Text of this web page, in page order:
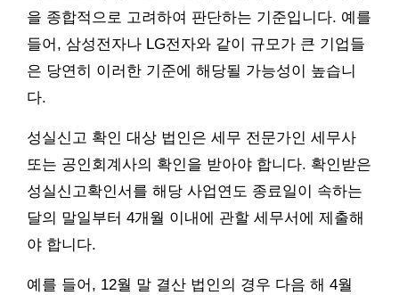
을 종합적으로 고려하여 판단하는 기준입니다. 예를
들어, 삼성전자나 LG전자와 같이 규모가 큰 기업들
은 당연히 이러한 기준에 해당될 가능성이 높습니
다.
성실신고 확인 대상 법인은 세무 전문가인 세무사
또는 공인회계사의 확인을 받아야 합니다. 확인받은
성실신고확인서를 해당 사업연도 종료일이 속하는
달의 말일부터 4개월 이내에 관할 세무서에 제출해
야 합니다.
예를 들어, 12월 말 결산 법인의 경우 다음 해 4월